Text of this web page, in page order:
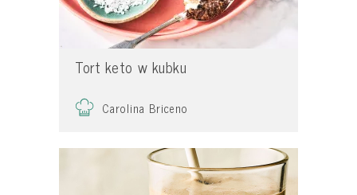
Tort keto w kubku
Carolina Briceno